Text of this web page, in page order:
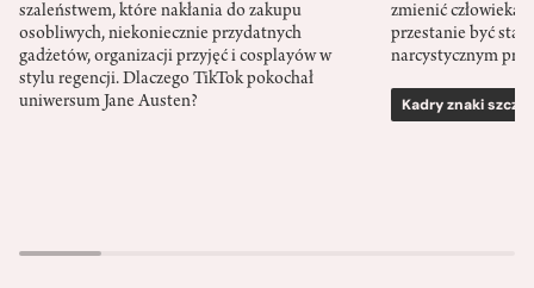
szaleństwem, które nakłania do zakupu
osobliwych, niekoniecznie przydatnych
gadżetów, organizacji przyjęć i cosplayów w
stylu regencji. Dlaczego TikTok pokochał
uniwersum Jane Austen?
zmienić człowieka
przestanie być
narcystycznym
Kadry znaki